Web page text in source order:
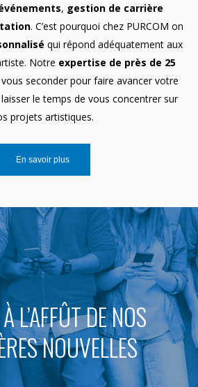
, gestion de carrière
. C’est pourquoi chez PURCOM on
qui répond adéquatement aux
Notre expertise de près de 25
seconder pour faire avancer votre
le temps de vous concentrer sur
projets artistiques.
En savoir plus
L’AFFÛT DE NOS
NOUVELLES